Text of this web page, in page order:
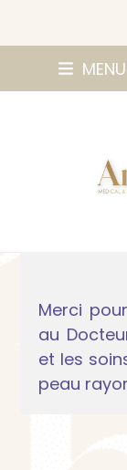
MENU
Merci
au
et les
peau